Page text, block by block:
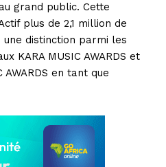
grand public. Cette
plus de 2,1 million de
une distinction parmi les
KARA MUSIC AWARDS et
en tant que